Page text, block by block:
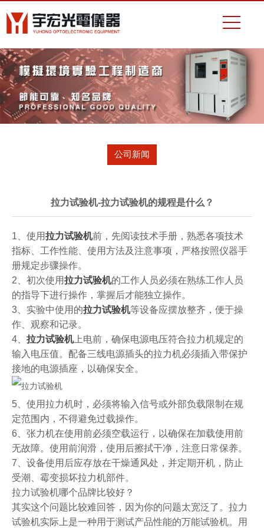
公司新闻
拉力试验机-拉力试验机的规程是什么？
1、使用拉力试验机前，先阅读技术手册，熟悉各项技术
指标、工作性能、使用方法及注意事项，严格按照仪器手
册规定步骤操作。
2、初次使用拉力试验机的工作人员必须在熟练工作人员
的指导下进行操作，掌握后才能独立操作。
3、实验中使用的拉力试验机等设备应摆放整齐，便于操
作、观察和记录。
4、 拉力试验机上电前，确保电源电压符合拉力机规定的
输入电压值。配备三线电源插头的拉力机必须插入带保护
接地的电源插座，以确保安全。
5、使用拉力机时，必须将输入信号或外部负载限制在规
定范围内，不得避免过载操作。
6、张力机在使用前必须空载运行，以确保在加载使用前
无故障。使用前润滑，使用后擦拭干净，注意日常保养。
7、设备使用后应存放在干燥通风处，并定期开机，防止
受潮、霉变损坏拉力机部件。
拉力试验机哪个品牌比较好？
其实这个问题比较难回答，因为你的问题太宽泛了。拉力
试验机实际上是一种用于测试产品性能的万能试验机。用